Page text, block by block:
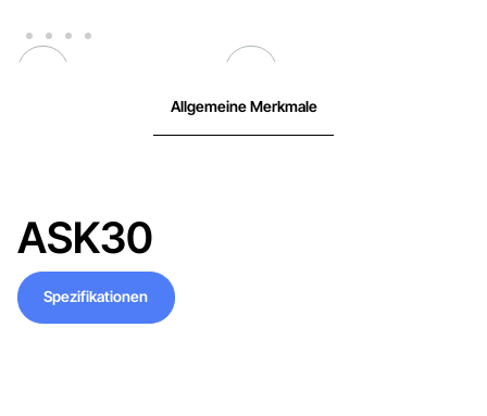
Allgemeine Merkmale
ASK30
Spezifikationen